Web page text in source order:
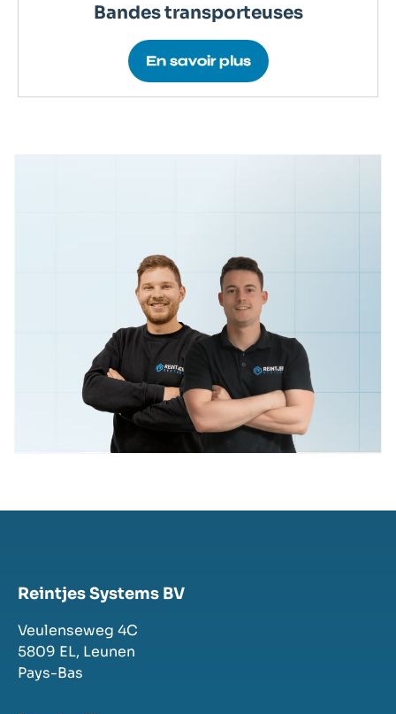
Bandes transporteuses
En savoir plus
Reintjes Systems BV
Veulenseweg 4C
5809 EL, Leunen
Pays-Bas